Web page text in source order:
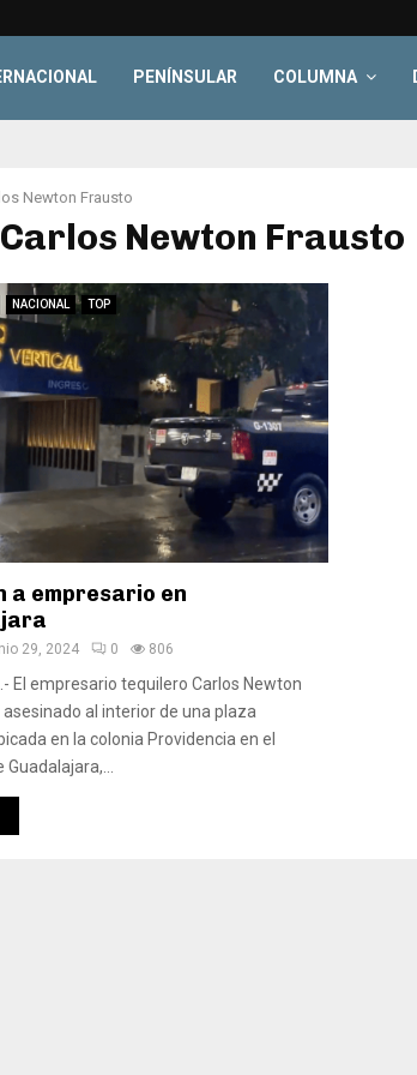
PENÍNSULAR COLUMNA
Newton Frausto
Newton Frausto
NACIONAL TOP
a empresario en
29, 2024 0 806
El empresario tequilero Carlos Newton
asesinado al interior de una plaza
en la colonia Providencia en el
Guadalajara,...